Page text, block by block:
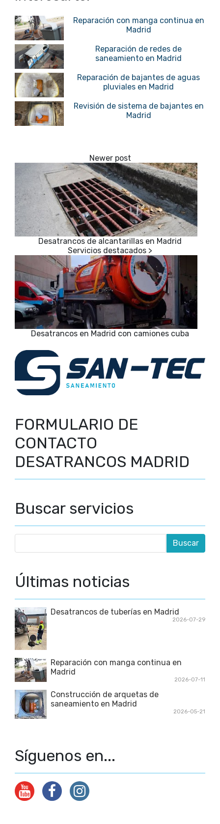
Reparación con manga continua en
Madrid
Reparación de redes de
saneamiento en Madrid
Reparación de bajantes de aguas
pluviales en Madrid
Revisión de sistema de bajantes en
Madrid
Desatrancos de alcantarillas en Madrid
Desatrancos en Madrid con camiones cuba
FORMULARIO DE
CONTACTO
DESATRANCOS MADRID
Buscar servicios
Últimas noticias
Desatrancos de tuberías en Madrid
2026-07-29
Reparación con manga continua en
Madrid
2026-07-11
Construcción de arquetas de
saneamiento en Madrid
2026-05-21
Síguenos en...